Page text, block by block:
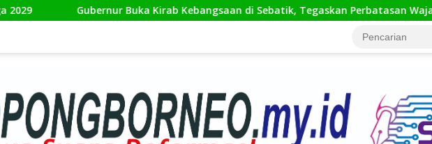
Buka Kirab Kebangsaan di Sebatik, Tegaskan Perbatasan Wajah Terdepan Indonesia